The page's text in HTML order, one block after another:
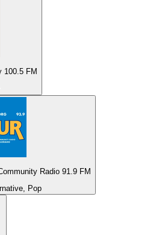
100.5 FM
Radio 91.9 FM
Pop